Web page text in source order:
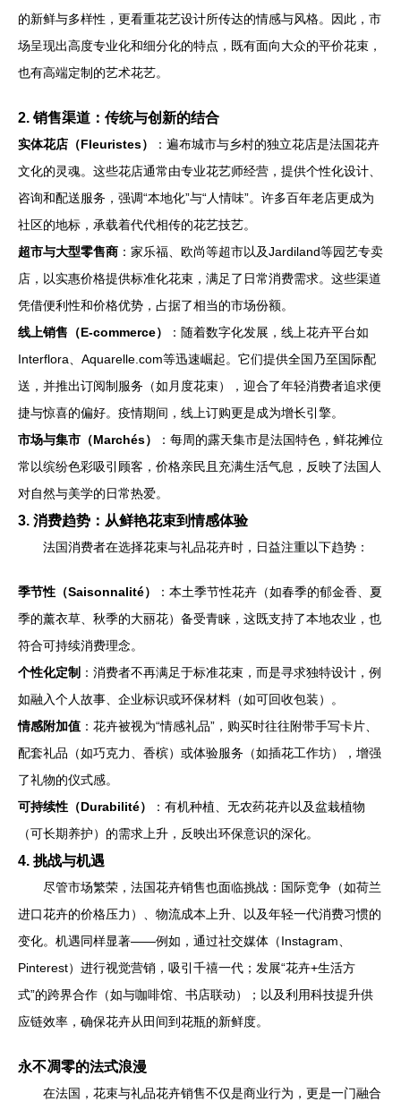
的新鲜与多样性，更看重花艺设计所传达的情感与风格。因此，市
场呈现出高度专业化和细分化的特点，既有面向大众的平价花束，
也有高端定制的艺术花艺。
2. 销售渠道：传统与创新的结合
实体花店（Fleuristes）
：遍布城市与乡村的独立花店是法国花卉
文化的灵魂。这些花店通常由专业花艺师经营，提供个性化设计、
咨询和配送服务，强调“本地化”与“人情味”。许多百年老店更成为
社区的地标，承载着代代相传的花艺技艺。
超市与大型零售商 ：家乐福、欧尚等超市以及Jardiland等园艺专卖
店，以实惠价格提供标准化花束，满足了日常消费需求。这些渠道
凭借便利性和价格优势，占据了相当的市场份额。
线上销售（E-commerce）
：随着数字化发展，线上花卉平台如
Interflora、Aquarelle.com等迅速崛起。它们提供全国乃至国际配
送，并推出订阅制服务（如月度花束），迎合了年轻消费者追求便
捷与惊喜的偏好。疫情期间，线上订购更是成为增长引擎。
市场与集市（Marchés）
：每周的露天集市是法国特色，鲜花摊位
常以缤纷色彩吸引顾客，价格亲民且充满生活气息，反映了法国人
对自然与美学的日常热爱。
3. 消费趋势：从鲜艳花束到情感体验
法国消费者在选择花束与礼品花卉时，日益注重以下趋势：
季节性（Saisonnalité）
：本土季节性花卉（如春季的郁金香、夏
季的薰衣草、秋季的大丽花）备受青睐，这既支持了本地农业，也
符合可持续消费理念。
个性化定制 ：消费者不再满足于标准花束，而是寻求独特设计，例
如融入个人故事、企业标识或环保材料（如可回收包装）。
情感附加值 ：花卉被视为“情感礼品”，购买时往往附带手写卡片、
配套礼品（如巧克力、香槟）或体验服务（如插花工作坊），增强
了礼物的仪式感。
可持续性（Durabilité）
：有机种植、无农药花卉以及盆栽植物
（可长期养护）的需求上升，反映出环保意识的深化。
4. 挑战与机遇
尽管市场繁荣，法国花卉销售也面临挑战：国际竞争（如荷兰
进口花卉的价格压力）、物流成本上升、以及年轻一代消费习惯的
变化。机遇同样显著——例如，通过社交媒体（Instagram、
Pinterest）进行视觉营销，吸引千禧一代；发展“花卉+生活方
式”的跨界合作（如与咖啡馆、书店联动）；以及利用科技提升供
应链效率，确保花卉从田间到花瓶的新鲜度。
永不凋零的法式浪漫
在法国，花束与礼品花卉销售不仅是商业行为，更是一门融合